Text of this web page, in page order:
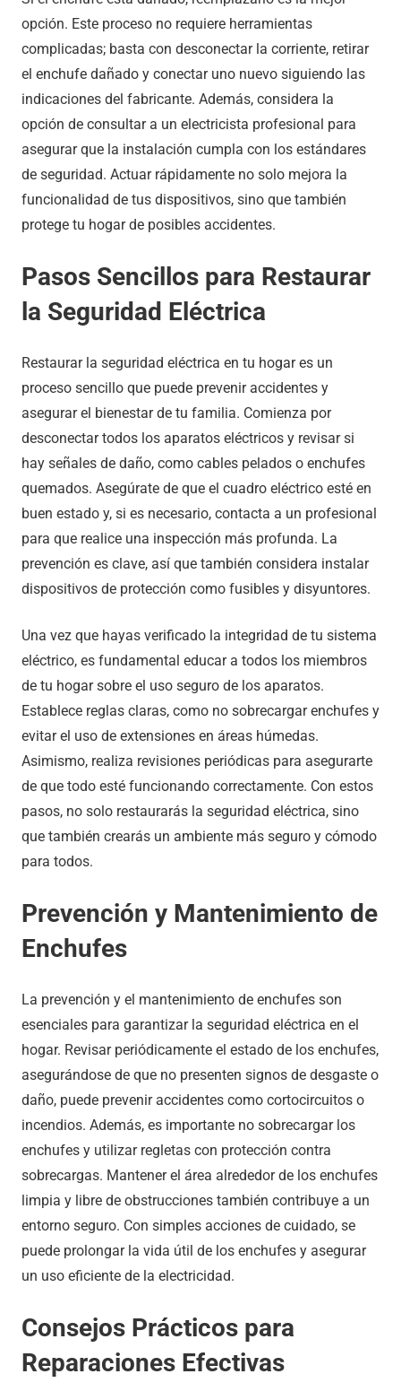
opción. Este proceso no requiere herramientas
complicadas; basta con desconectar la corriente, retirar
el enchufe dañado y conectar uno nuevo siguiendo las
indicaciones del fabricante. Además, considera la
opción de consultar a un electricista profesional para
asegurar que la instalación cumpla con los estándares
de seguridad. Actuar rápidamente no solo mejora la
funcionalidad de tus dispositivos, sino que también
protege tu hogar de posibles accidentes.
Pasos Sencillos para Restaurar
la Seguridad Eléctrica
Restaurar la seguridad eléctrica en tu hogar es un
proceso sencillo que puede prevenir accidentes y
asegurar el bienestar de tu familia. Comienza por
desconectar todos los aparatos eléctricos y revisar si
hay señales de daño, como cables pelados o enchufes
quemados. Asegúrate de que el cuadro eléctrico esté en
buen estado y, si es necesario, contacta a un profesional
para que realice una inspección más profunda. La
prevención es clave, así que también considera instalar
dispositivos de protección como fusibles y disyuntores.
Una vez que hayas verificado la integridad de tu sistema
eléctrico, es fundamental educar a todos los miembros
de tu hogar sobre el uso seguro de los aparatos.
Establece reglas claras, como no sobrecargar enchufes y
evitar el uso de extensiones en áreas húmedas.
Asimismo, realiza revisiones periódicas para asegurarte
de que todo esté funcionando correctamente. Con estos
pasos, no solo restaurarás la seguridad eléctrica, sino
que también crearás un ambiente más seguro y cómodo
para todos.
Prevención y Mantenimiento de
Enchufes
La prevención y el mantenimiento de enchufes son
esenciales para garantizar la seguridad eléctrica en el
hogar. Revisar periódicamente el estado de los enchufes,
asegurándose de que no presenten signos de desgaste o
daño, puede prevenir accidentes como cortocircuitos o
incendios. Además, es importante no sobrecargar los
enchufes y utilizar regletas con protección contra
sobrecargas. Mantener el área alrededor de los enchufes
limpia y libre de obstrucciones también contribuye a un
entorno seguro. Con simples acciones de cuidado, se
puede prolongar la vida útil de los enchufes y asegurar
un uso eficiente de la electricidad.
Consejos Prácticos para
Reparaciones Efectivas